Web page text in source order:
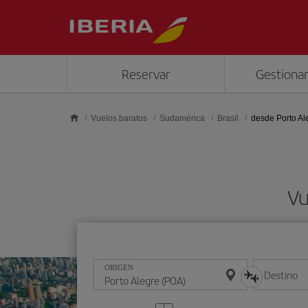
Reservar
Vuelos baratos Sudamérica Brasil desde Porto
ORIGEN Destino